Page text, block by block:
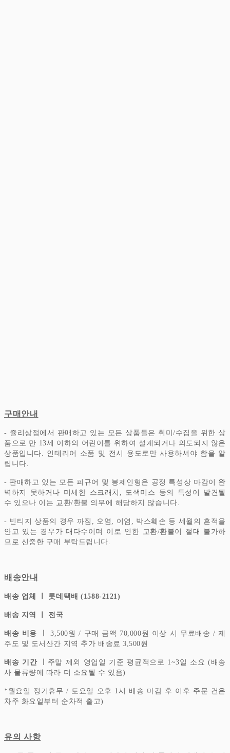
구매안내
- 쥴리상점에서 판매하고 있는 모든 상품들은 취미/수집을 위한 상
품으로 만 13세 이하의 어린이를 위하여 설계되거나 의도되지 않은
상품입니다. 인테리어 소품 및 전시 용도로만 사용하셔야 함을 알
립니다.
- 판매하고 있는 모든 피규어 및 봉제인형은 공정 특성상 마감이 완
벽하지 못하거나 미세한 스크래치, 도색미스 등의 특성이 발견될
수 있으나 이는 교환/환불 의무에 해당하지 않습니다.
- 빈티지 상품의 경우 까짐, 오염, 이염, 박스훼손 등 세월의 흔적을
안고 있는 경우가 대다수이며 이로 인한 교환/환불이 절대 불가하
므로 신중한 구매 부탁드립니다.
배송안내
배송 업체 ㅣ 롯데택배 (1588-2121)
배송 지역 ㅣ 전국
배송 비용 ㅣ3,500원 / 구매 금액 70,000원 이상 시 무료배송 / 제
주도 및 도서산간 지역 추가 배송료 3,500원
배송 기간 ㅣ 주말 제외 영업일 기준 평균적으로 1~3일 소요 (배송
사 물류량에 따라 더 소요될 수 있음)
* 월요일 정기휴무 / 토요일 오후 1시 배송 마감 후 이후 주문 건은
차주 화요일부터 순차적 출고)
유의 사항